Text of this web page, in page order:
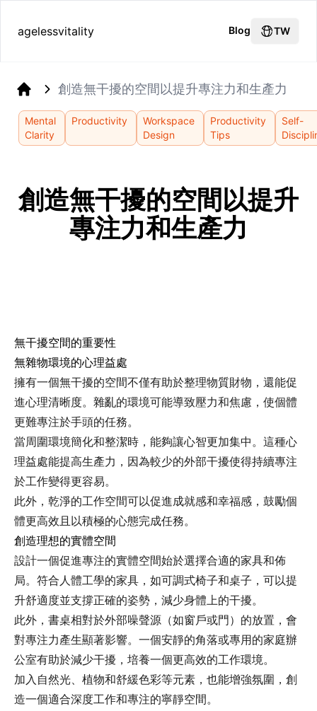
agelessvitality Blog TW
創造無干擾的空間以提升專注力和生產力
Mental
Clarity
Productivity
Workspace
Design
Productivity
Tips
Self-
創造無干擾的空間以提升
專注力和生產力
無干擾空間的重要性
無雜物環境的心理益處
擁有一個無干擾的空間不僅有助於整理物質財物，還能促
進心理清晰度。雜亂的環境可能導致壓力和焦慮，使個體
更難專注於手頭的任務。
當周圍環境簡化和整潔時，能夠讓心智更加集中。這種心
理益處能提高生產力，因為較少的外部干擾使得持續專注
於工作變得更容易。
此外，乾淨的工作空間可以促進成就感和幸福感，鼓勵個
體更高效且以積極的心態完成任務。
創造理想的實體空間
設計一個促進專注的實體空間始於選擇合適的家具和佈
局。符合人體工學的家具，如可調式椅子和桌子，可以提
升舒適度並支撐正確的姿勢，減少身體上的干擾。
此外，書桌相對於外部噪聲源（如窗戶或門）的放置，會
對專注力產生顯著影響。一個安靜的角落或專用的家庭辦
公室有助於減少干擾，培養一個更高效的工作環境。
加入自然光、植物和舒緩色彩等元素，也能增強氛圍，創
造一個適合深度工作和專注的寧靜空間。